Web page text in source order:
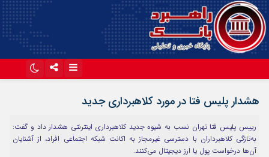
هشدار پلیس فتا در مورد کلاهبرداری جدید
رییس پلیس فتا تهران نسب به شیوه جدید کلاهبرداری اینترنتی هشدار داد و گفت:
به‌تازگی کلاهبرداران با دسترسی غیرمجاز به اکانت شبکه اجتماعی افراد، از آشنایان
آن‌ها درخواست پول یا ارز دیجیتال می‌کنند.